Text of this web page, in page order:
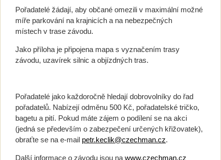
Pořadatelé žádají, aby občané omezili v maximální možné
míře parkování na krajnicích a na nebezpečných
místech v trase závodu.
Jako příloha je připojena mapa s vyznačením trasy
závodu, uzavírek silnic a objízdných tras.
Pořadatelé jako každoročně hledají dobrovolníky do řad
pořadatelů. Nabízejí odměnu 500 Kč, pořadatelské tričko,
bagetu a pití. Pokud máte zájem o podílení se na akci
(jedná se především o zabezpečení určených křižovatek),
obraťte se na e-mail petr.keclik@czechman.cz.
Další informace o závodu jsou na www.czechman.cz